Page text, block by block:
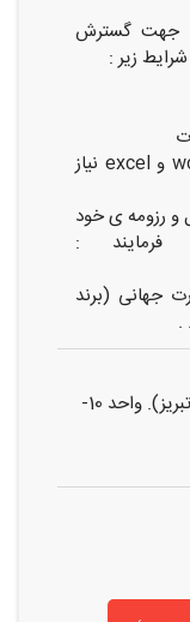
جهت گسترش
زیر :
آشنا به زبان انگلیسی و مسلط به word و excel نیاز
و رزومه ی خود
:
جهانی (برند
کوی ولیعصر . برج تجارت جهانی (برند تبریز). واحد 10-